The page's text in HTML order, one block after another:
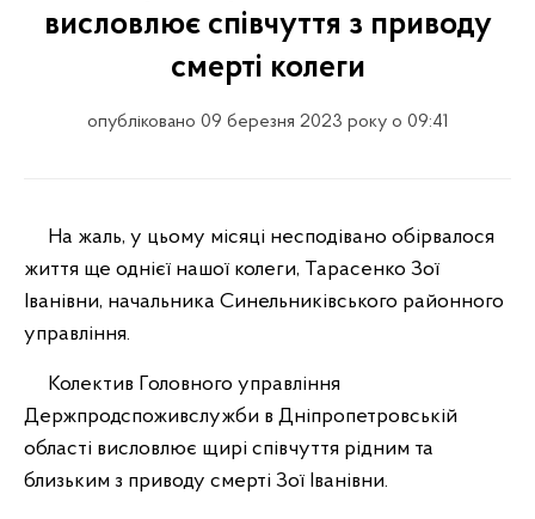
висловлює співчуття з приводу
смерті колеги
опубліковано 09 березня 2023 року о 09:41
На жаль, у цьому місяці несподівано обірвалося
життя ще однієї нашої колеги, Тарасенко Зої
Іванівни, начальника Синельниківського районного
управління.
Колектив Головного управління
Держпродспоживслужби в Дніпропетровській
області висловлює щирі співчуття рідним та
близьким з приводу смерті Зої Іванівни.